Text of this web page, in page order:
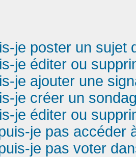
je poster un sujet
je éditer ou
je ajouter une
je créer un
je éditer ou
je pas accéder
je pas voter